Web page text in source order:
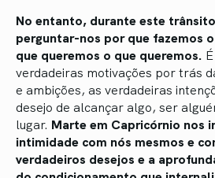
No entanto, durante este
perguntar-nos por que fazemos
que queremos o que queremos.
verdadeiras motivações por trás
e ambições, as verdadeiras
desejo de alcançar algo, ser
lugar. Marte em Capricórnio nos
intimidade com nós mesmos e
verdadeiros desejos e a